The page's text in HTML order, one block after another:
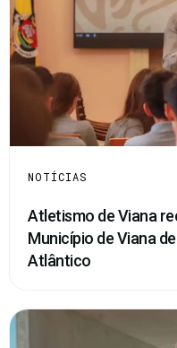
NOTÍCIAS
Atletismo de Viana
Município de Viana
Atlântico